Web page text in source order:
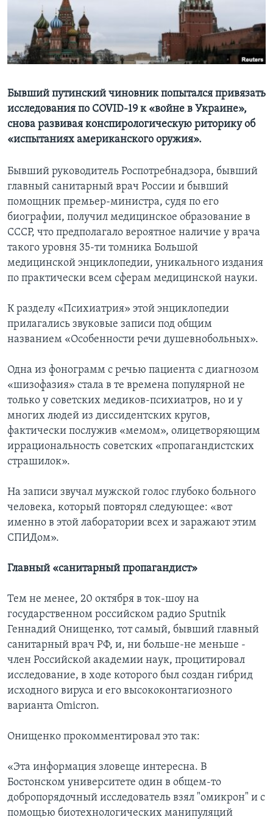
Learning English
СОЦИАЛЬНЫЕ СЕТИ
Языки
Бывший путинский чиновник попытался привязать
исследования по COVID-19 к «войне в Украине»,
снова развивая конспирологическую риторику об
«испытаниях американского оружия».
Бывший руководитель Роспотребнадзора, бывший
главный санитарный врач России и бывший
помощник премьер-министра, судя по его
биографии, получил медицинское образование в
СССР, что предполагало вероятное наличие у врача
такого уровня 35-ти томника Большой
медицинской энциклопедии, уникального издания
по практически всем сферам медицинской науки.
К разделу «Психиатрия» этой энциклопедии
прилагались звуковые записи под общим
названием «Особенности речи душевнобольных».
Одна из фонограмм с речью пациента с диагнозом
«шизофазия» стала в те времена популярной не
только у советских медиков-психиатров, но и у
многих людей из диссидентских кругов,
фактически послужив «мемом», олицетворяющим
иррациональность советских «пропагандистских
страшилок».
На записи звучал мужской голос глубоко больного
человека, который повторял следующее: «вот
именно в этой лаборатории всех и заражают этим
СПИДом».
Главный «санитарный пропагандист»
Тем не менее, 20 октября в ток-шоу на
государственном российском радио Sputnik
Геннадий Онищенко, тот самый, бывший главный
санитарный врач РФ, и, ни больше-не меньше -
член Российской академии наук, процитировал
исследование, в ходе которого был создан гибрид
исходного вируса и его высококонтагиозного
варианта Omicron.
Онищенко прокомментировал это так:
«Эта информация зловеще интересна. В
Бостонском университете один в общем-то
добропорядочный исследователь взял "омикрон" и с
помощью биотехнологических манипуляций